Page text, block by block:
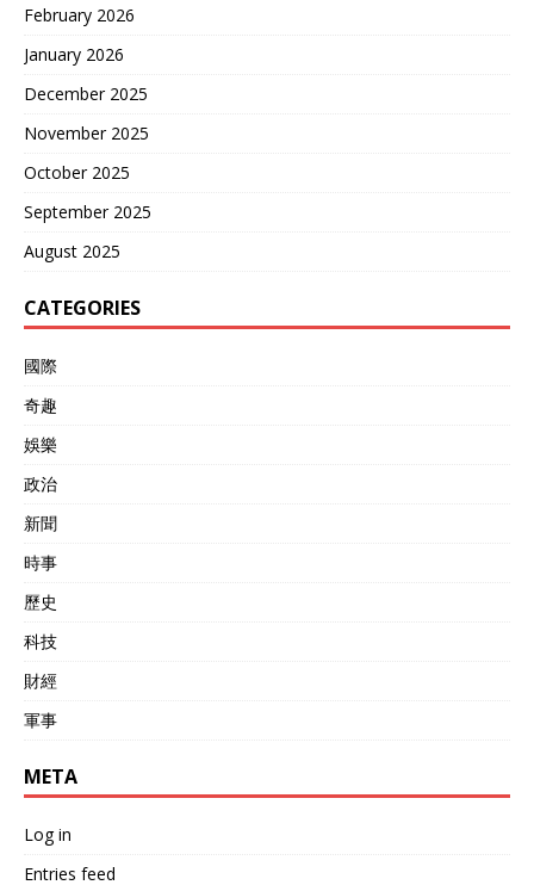
800架台湾省制造的，无人
四轴轰炸机移交给乌克兰军
队。经过波兰的改进，这种
无人机配备旋转弹舱，投放
当局一直秘密支持乌克兰军
队 这种无人四轴轰炸机在乌
嘎”无人机，显然台湾省当局
机，数量绝不是800多架，
湾省当局将刚刚退役的霍克
防空导弹，返销给美国，美
国又把这一批霍克防空导
弹，送给了乌克兰军队，用
于拦截俄军发射的伊朗小摩
February 2026
January 2026
December 2025
November 2025
October 2025
September 2025
August 2025
CATEGORIES
國際
奇趣
娛樂
政治
新聞
時事
歷史
科技
財經
軍事
META
Log in
Entries feed